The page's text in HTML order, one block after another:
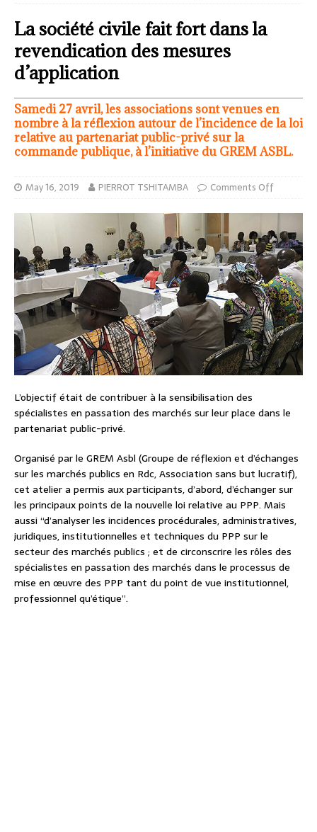
La société civile fait fort dans la
revendication des mesures
d’application
Samedi 27 avril, les associations sont venues en
nombre à la réflexion autour de l’incidence de la loi
relative au partenariat public-privé sur la
commande publique, à l’initiative du GREM ASBL.
May 16, 2019 PIERROT TSHITAMBA Comments Off
L’objectif était de contribuer à la sensibilisation des
spécialistes en passation des marchés sur leur place dans le
partenariat public-privé.
Organisé par le GREM Asbl (Groupe de réflexion et d’échanges
sur les marchés publics en Rdc, Association sans but lucratif),
cet atelier a permis aux participants, d’abord, d’échanger sur
les principaux points de la nouvelle loi relative au PPP. Mais
aussi “d’analyser les incidences procédurales, administratives,
juridiques, institutionnelles et techniques du PPP sur le
secteur des marchés publics ; et de circonscrire les rôles des
spécialistes en passation des marchés dans le processus de
mise en œuvre des PPP tant du point de vue institutionnel,
professionnel qu’étique”.